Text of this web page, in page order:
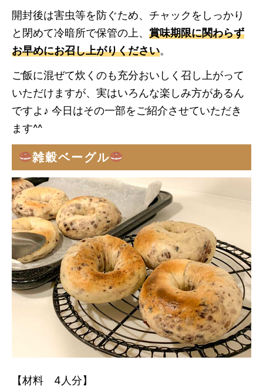
開封後は害虫等を防ぐため、チャックをしっかり
と閉めて冷暗所で保管の上、 賞味期限に関わらず
お早めにお召し上がりください。
ご飯に混ぜて炊くのも充分おいしく召し上がって
いただけますが、実はいろんな楽しみ方があるん
ですよ♪ 今日はその一部をご紹介させていただき
ます^^
雑穀ベーグル
【材料 4人分】